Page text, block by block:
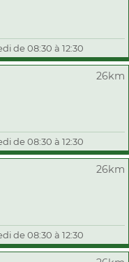
de 08:30 à 12:30
26km
de 08:30 à 12:30
26km
de 08:30 à 12:30